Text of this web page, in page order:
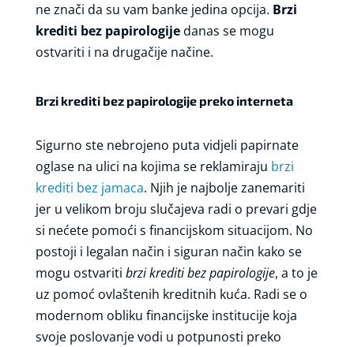
ne znači da su vam banke jedina opcija. Brzi
krediti bez papirologijedanas se mogu
ostvariti i na drugačije načine.
Brzi krediti bez papirologije preko interneta
Sigurno ste nebrojeno puta vidjeli papirnate
oglase na ulici na kojima se reklamiraju brzi
krediti bez jamaca. Njih je najbolje zanemariti
jer u velikom broju slučajeva radi o prevari gdje
si nećete pomoći s financijskom situacijom. No
postoji i legalan način i siguran način kako se
mogu ostvariti brzi krediti bez papirologije, a to je
uz pomoć ovlaštenih kreditnih kuća. Radi se o
modernom obliku financijske institucije koja
svoje poslovanje vodi u potpunosti preko